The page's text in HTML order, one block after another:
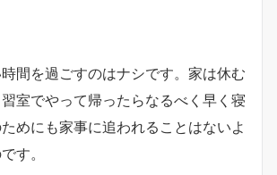
間を過ごすのはナシです。家は休む
室でやって帰ったらなるべく早く寝
めにも家事に追われることはないよ
す。